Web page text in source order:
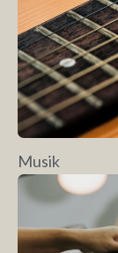
Musik